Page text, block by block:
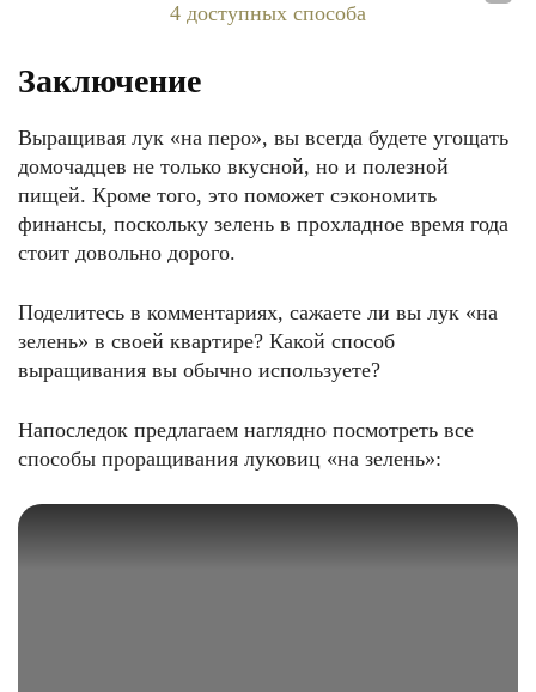
Заключение
Выращивая лук «на перо», вы всегда будете угощать
домочадцев не только вкусной, но и полезной
пищей. Кроме того, это поможет сэкономить
финансы, поскольку зелень в прохладное время года
стоит довольно дорого.
Поделитесь в комментариях, сажаете ли вы лук «на
зелень» в своей квартире? Какой способ
выращивания вы обычно используете?
Напоследок предлагаем наглядно посмотреть все
способы проращивания луковиц «на зелень»: